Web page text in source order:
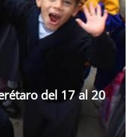
del 17 al 20